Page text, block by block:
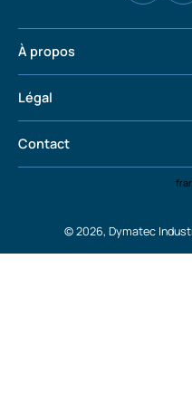
À propos
Légal
Contact
© 2026, Dymatec